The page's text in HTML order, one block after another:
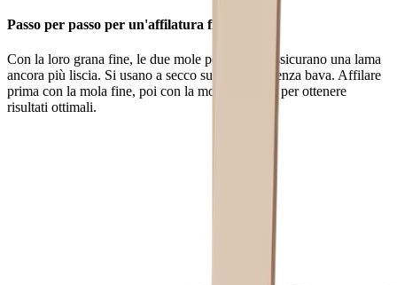
Passo per passo per un'affilatura fine
Con la loro grana fine, le due mole per affilare assicurano una lama
ancora più liscia. Si usano a secco sul tagliente senza bava. Affilare
prima con la mola fine, poi con la mola extrafine per ottenere
risultati ottimali.